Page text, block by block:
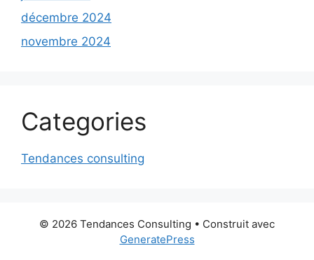
décembre 2024
novembre 2024
Categories
Tendances consulting
© 2026 Tendances Consulting • Construit avec
GeneratePress